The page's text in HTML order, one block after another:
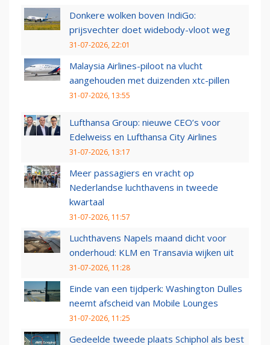
Donkere wolken boven IndiGo:
prijsvechter doet widebody-vloot weg
31-07-2026, 22:01
Malaysia Airlines-piloot na vlucht
aangehouden met duizenden xtc-pillen
31-07-2026, 13:55
Lufthansa Group: nieuwe CEO’s voor
Edelweiss en Lufthansa City Airlines
31-07-2026, 13:17
Meer passagiers en vracht op
Nederlandse luchthavens in tweede
kwartaal
31-07-2026, 11:57
Luchthavens Napels maand dicht voor
onderhoud: KLM en Transavia wijken uit
31-07-2026, 11:28
Einde van een tijdperk: Washington Dulles
neemt afscheid van Mobile Lounges
31-07-2026, 11:25
Gedeelde tweede plaats Schiphol als best